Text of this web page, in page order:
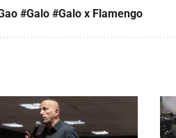
#Galo #Galo x Flamengo